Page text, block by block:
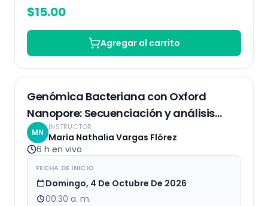
$15.00
Agregar al carrito
Genómica Bacteriana con Oxford
Nanopore: Secuenciación y análisis
bioinformático
MN
INSTRUCTOR
María Nathalia Vargas Flórez
6 h en vivo
FECHA DE INICIO
Domingo, 4 De Octubre De 2026
00:30 a. m.